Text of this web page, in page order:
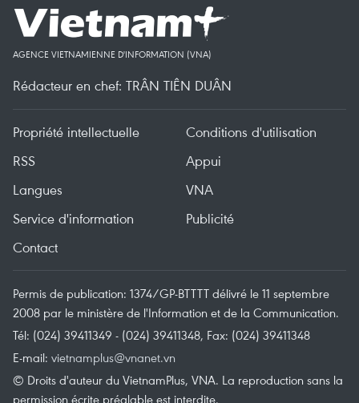
AGENCE VIETNAMIENNE D'INFORMATION (VNA)
Rédacteur en chef: TRÂN TIÊN DUÂN
Propriété intellectuelle
Conditions d'utilisation
RSS
Appui
Langues
VNA
Service d'information
Publicité
Contact
Permis de publication: 1374/GP-BTTTT délivré le 11 septembre
2008 par le ministère de l'Information et de la Communication.
Tél: (024) 39411349 - (024) 39411348, Fax: (024) 39411348
E-mail: vietnamplus@vnanet.vn
© Droits d'auteur du VietnamPlus, VNA. La reproduction sans la
permission écrite préalable est interdite.